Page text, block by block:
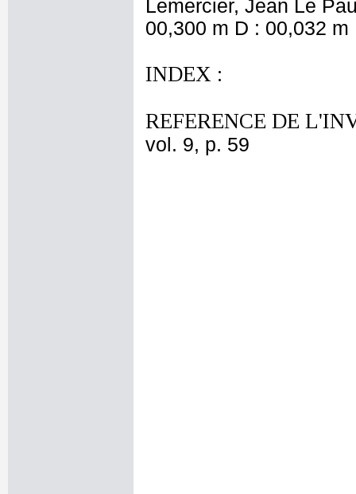
Lemercier, Jean Le
00,300 m D : 00,032
INDEX :
REFERENCE DE
vol. 9, p. 59